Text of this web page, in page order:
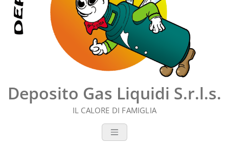
Deposito Gas Liquidi S.r.l.s.
IL CALORE DI FAMIGLIA